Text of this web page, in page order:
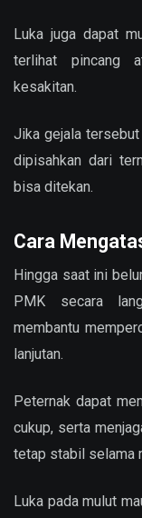
Luka juga dapat
terlihat pincang
kesakitan.
Jika gejala
dipisahkan dari
bisa ditekan.
Cara
Hingga saat ini
PMK secara
membantu
lanjutan.
Peternak dapat
cukup, serta
tetap stabil selama
Luka pada mulut